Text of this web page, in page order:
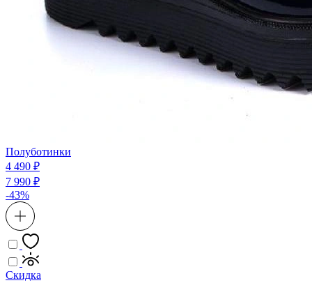
Полуботинки
4 490 ₽
7 990 ₽
-43%
Скидка